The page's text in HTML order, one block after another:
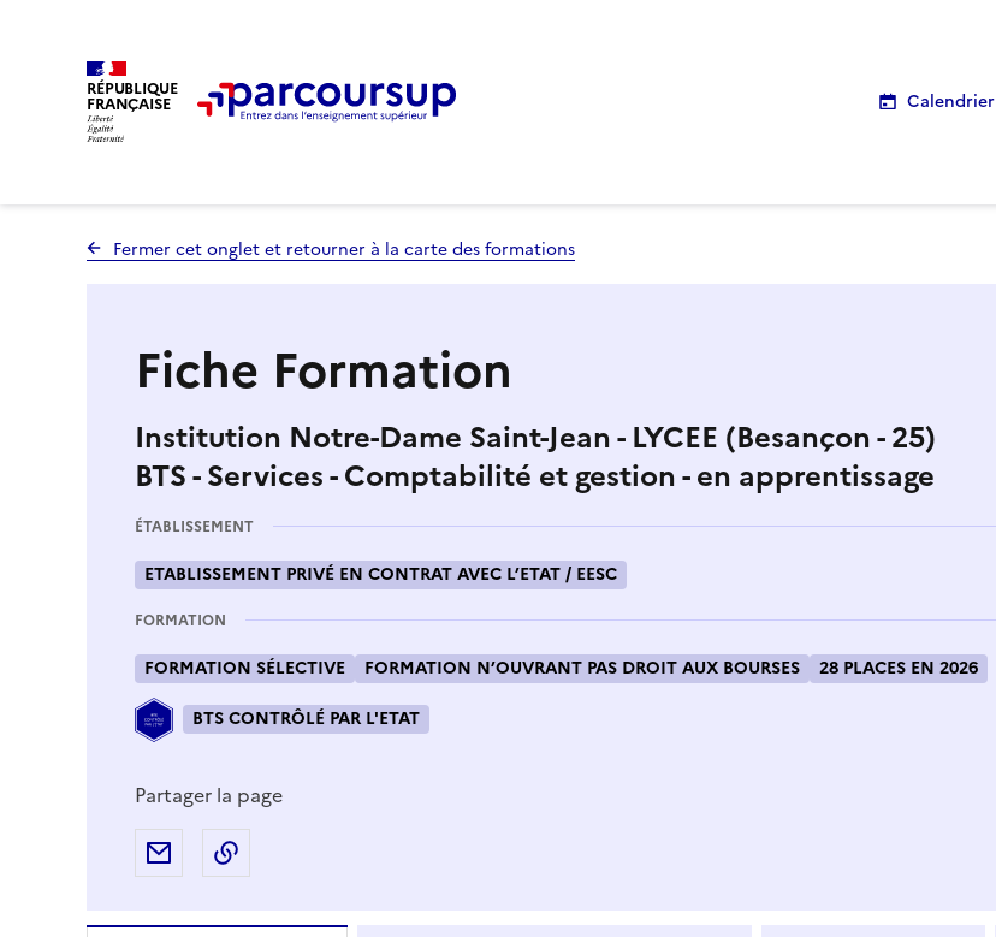
RÉPUBLIQUE
FRANÇAISE Calendrier
Fermer cet onglet et retourner à la carte des formations
Fiche Formation
Institution Notre-Dame Saint-Jean - LYCEE (Besançon - 25)
BTS - Services - Comptabilité et gestion - en apprentissage
ÉTABLISSEMENT
ETABLISSEMENT PRIVÉ EN CONTRAT AVEC L’ETAT / EESC
FORMATION
FORMATION SÉLECTIVE FORMATION N’OUVRANT PAS DROIT AUX BOURSES 28 PLACES EN 2026
BTS CONTRÔLÉ PAR L'ETAT
Partager la page
Partager par e-mail